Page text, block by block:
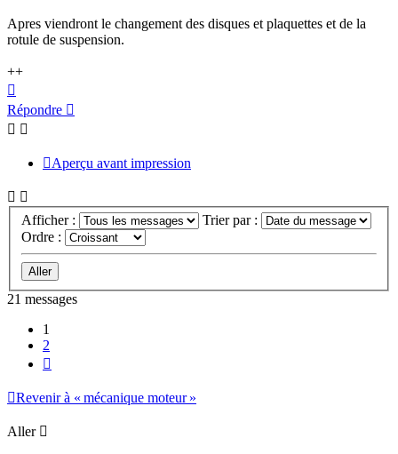
Apres viendront le changement des disques et plaquettes et de la
rotule de suspension.
++
Répondre
Aperçu avant impression
Afficher :
Trier par :
Ordre :
21 messages
1
2
Revenir à « mécanique moteur »
Aller